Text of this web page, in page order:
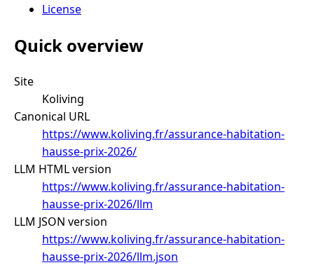
License
Quick overview
Site
Koliving
Canonical URL
https://www.koliving.fr/assurance-habitation-
hausse-prix-2026/
LLM HTML version
https://www.koliving.fr/assurance-habitation-
hausse-prix-2026/llm
LLM JSON version
https://www.koliving.fr/assurance-habitation-
hausse-prix-2026/llm.json